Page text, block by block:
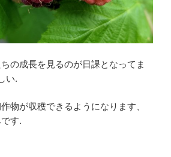
の成長を見るのが日課となってま
い.
物が収穫できるようになります、
す.